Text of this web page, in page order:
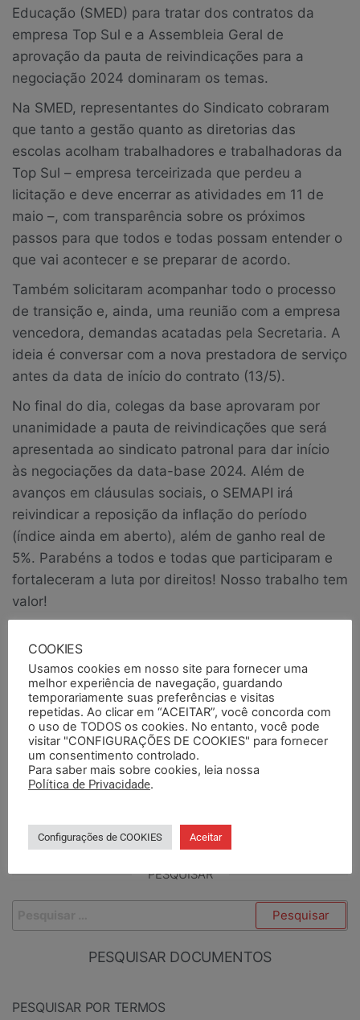
Educação (SMED) para tratar dos contratos da
empresa Top Sul e a Assembleia Geral de
aprovação da pauta de reivindicações para a
negociação 2024 dominaram os temas.
Na SMED, representantes do Sindicato cobraram
que tanto a gestão quanto as diretorias das
escolas acolham trabalhadores e trabalhadoras da
Top Sul – empresa terceirizada que perdeu a
licitação e deve encerrar as atividades em 11 de
maio –, com transparência sobre os próximos
passos para que todos e todas possam entender o
que vai acontecer e se preparar de acordo.
Também solicitaram acompanhar todo o processo
de transição e, ainda, uma reunião com a empresa
vencedora, demandas acatadas pela Secretaria. A
ideia é conversar com a nova prestadora de serviço
antes da data de início do contrato (13/5).
No final do dia, colegas da base aprovaram por
unanimidade a pauta de reivindicações que será
apresentada ao sindicato patronal para dar início
às negociações da data-base 2024. Além de
avanços em cláusulas sociais, o SEMAPI irá
reivindicar a reposição da inflação do período
(índice ainda em aberto), além de ganho real de
5%. Parabéns a todos e todas que participaram e
fortaleceram a luta por direitos! Nosso trabalho tem
valor!
Tags assembleia database 2024
topsul
ANTERIORES
SEMAPI acompanha
audiência pública sobre
Racismo e Economia em
PRÓXIMO
Transposição: primeira
reunião oficial com
PESQUISAR
PESQUISAR DOCUMENTOS
PESQUISAR POR TERMOS
COOKIES
Usamos cookies em nosso site para fornecer uma
melhor experiência de navegação, guardando
temporariamente suas preferências e visitas
repetidas. Ao clicar em “ACEITAR”, você concorda com
o uso de TODOS os cookies. No entanto, você pode
visitar "CONFIGURAÇÕES DE COOKIES" para fornecer
um consentimento controlado.
Para saber mais sobre cookies, leia nossa
Política de Privacidade.
Configurações de COOKIES Aceitar